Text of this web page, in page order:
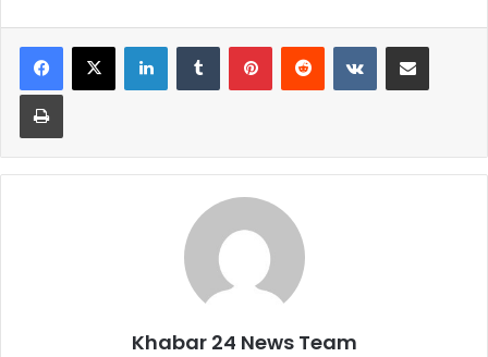
c
e
b
o
o
itt
er
ai
l
at
s
A
p
ar
e
LinkedInTumblr PinterestReddit VKontakteShare via Email
Print
Khabar 24 News Team